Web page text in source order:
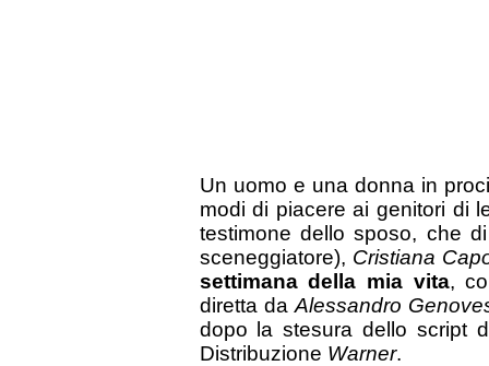
Un uomo e una donna in
modi di piacere ai genitori di
testimone dello sposo, che
sceneggiatore), Cristiana
settimana della mia vita,
diretta da Alessandro
dopo la stesura dello script
Distribuzione Warner.